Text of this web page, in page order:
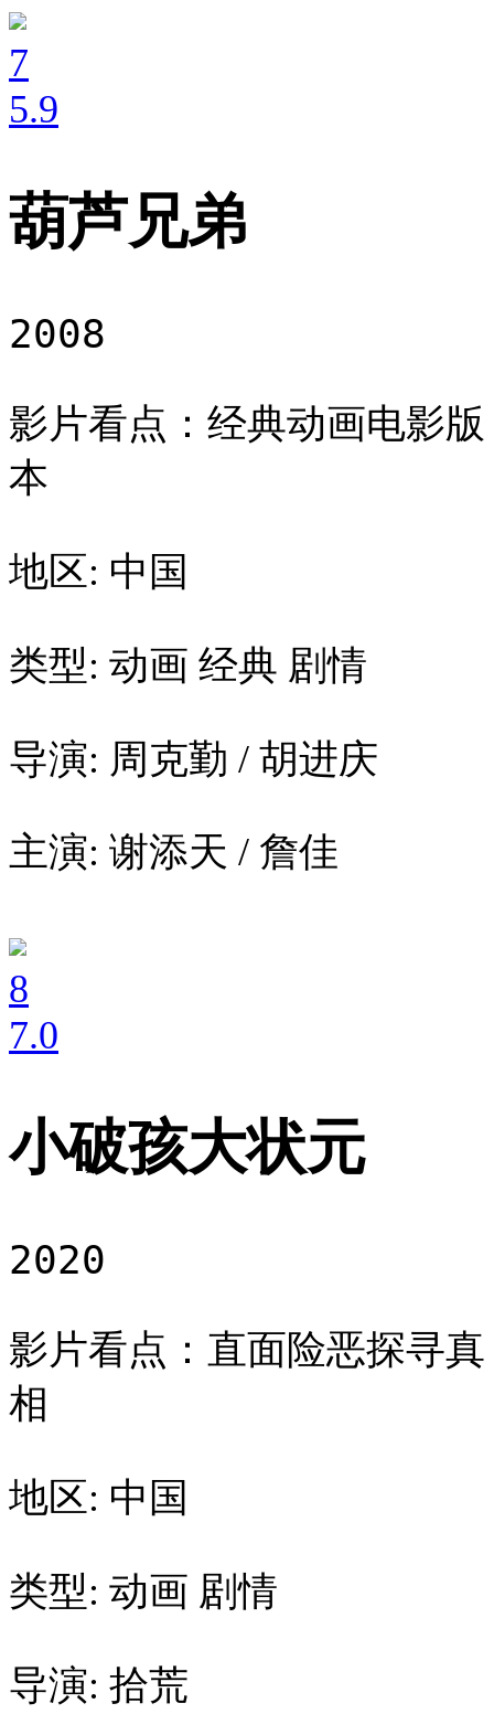
7
5.9
葫芦兄弟
2008
影片看点：经典动画电影版
本
地区: 中国
类型: 动画 经典 剧情
导演: 周克勤 / 胡进庆
主演: 谢添天 / 詹佳
8
7.0
小破孩大状元
2020
影片看点：直面险恶探寻真
相
地区: 中国
类型: 动画 剧情
导演: 拾荒